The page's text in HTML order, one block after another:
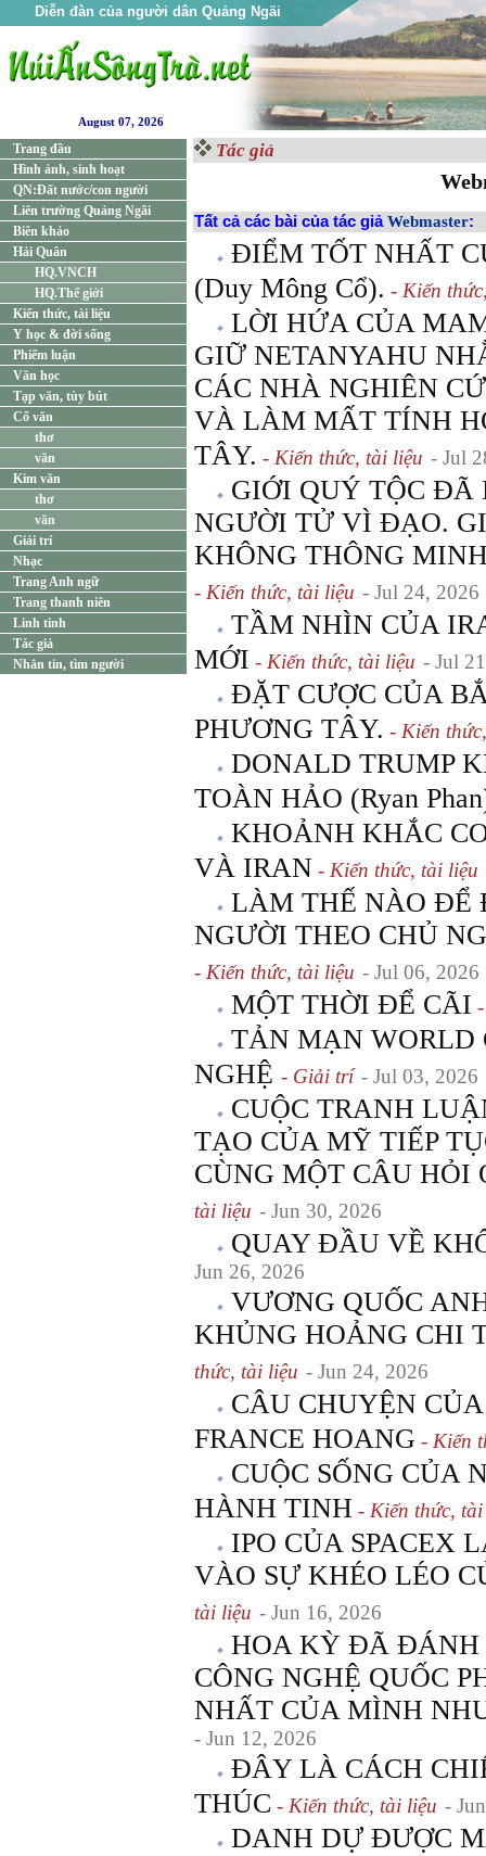
Diễn đàn của người dân Quảng Ngãi
August 07, 2026
Trang đầu
Hình ảnh, sinh hoạt
QN:Đất nước/con người
Liên trường Quảng Ngãi
Biên khảo
Hải Quân
HQ.VNCH
HQ.Thế giới
Kiến thức, tài liệu
Y học & đời sống
Phiếm luận
Văn học
Tạp văn, tùy bút
Cổ văn
thơ
văn
Kim văn
thơ
văn
Giải trí
Nhạc
Trang Anh ngữ
Trang thanh niên
Linh tinh
Tác giả
Nhắn tin, tìm người
Tác giả
Tất cả các bài của tác giảWebmaster:
ĐIỂM TỐT NHẤT
(Duy Mông Cổ). - Kiến
LỜI HỨA CỦA
GIỮ NETANYAHU
CÁC NHÀ NGHIÊN
VÀ LÀM MẤT TÍNH
TÂY. - Kiến thức, tài liệu - Jul
GIỚI QUÝ TỘC ĐÃ
NGƯỜI TỬ VÌ ĐẠO.
KHÔNG THÔNG
- Kiến thức, tài liệu - Jul 24, 2026
TẦM NHÌN CỦA
MỚI - Kiến thức, tài liệu - Jul
ĐẶT CƯỢC CỦA
PHƯƠNG TÂY. - Kiến
DONALD TRUMP
TOÀN HẢO (Ryan
KHOẢNH KHẮC
VÀ IRAN - Kiến thức, tài liệu
LÀM THẾ NÀO ĐỂ
NGƯỜI THEO CHỦ
- Kiến thức, tài liệu - Jul 06, 2026
MỘT THỜI ĐỂ CÃI
TẢN MẠN WORLD
NGHỆ - Giải trí - Jul 03, 2026
CUỘC TRANH
TẠO CỦA MỸ TIẾP
CÙNG MỘT CÂU HỎI
tài liệu - Jun 30, 2026
QUAY ĐẦU VỀ
Jun 26, 2026
VƯƠNG QUỐC
KHỦNG HOẢNG CHI
thức, tài liệu - Jun 24, 2026
CÂU CHUYỆN
FRANCE HOANG - Kiến
CUỘC SỐNG CỦA
HÀNH TINH - Kiến thức,
IPO CỦA SPACEX
VÀO SỰ KHÉO LÉO
tài liệu - Jun 16, 2026
HOA KỲ ĐÃ ĐÁNH
CÔNG NGHỆ QUỐC
NHẤT CỦA MÌNH
- Jun 12, 2026
ĐÂY LÀ CÁCH
THÚC - Kiến thức, tài liệu -
DANH DỰ ĐƯỢC